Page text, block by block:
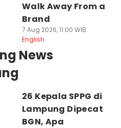
Walk Away From a
Brand
7 Aug 2026, 11:00 WIB
English
News
26 Kepala SPPG di
Lampung Dipecat
BGN, Apa